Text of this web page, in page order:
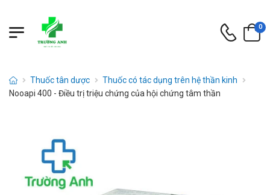
0
Thuốc tân dược
Thuốc có tác dụng trên hệ thần kinh
Nooapi 400 - Điều trị triệu chứng của hội chứng tâm thần